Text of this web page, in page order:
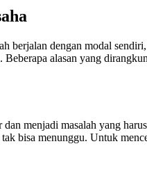
dengan modal
alasan yang
menjadi masalah yang
bisa menunggu. Untuk